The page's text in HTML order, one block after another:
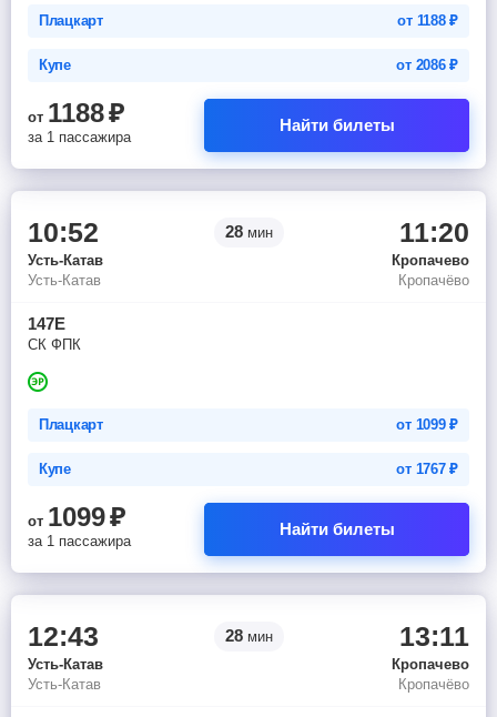
Плацкарт от 1188₽
Купе от 2086₽
от 1188₽
за 1 пассажира
Найти билеты
10:52 28мин 11:20
Усть-Катав
Кропачево
Усть-Катав
Кропачёво
147Е
СК ФПК
Плацкарт от 1099₽
Купе от 1767₽
от 1099₽
за 1 пассажира
Найти билеты
12:43 28мин 13:11
Усть-Катав
Кропачево
Усть-Катав
Кропачёво